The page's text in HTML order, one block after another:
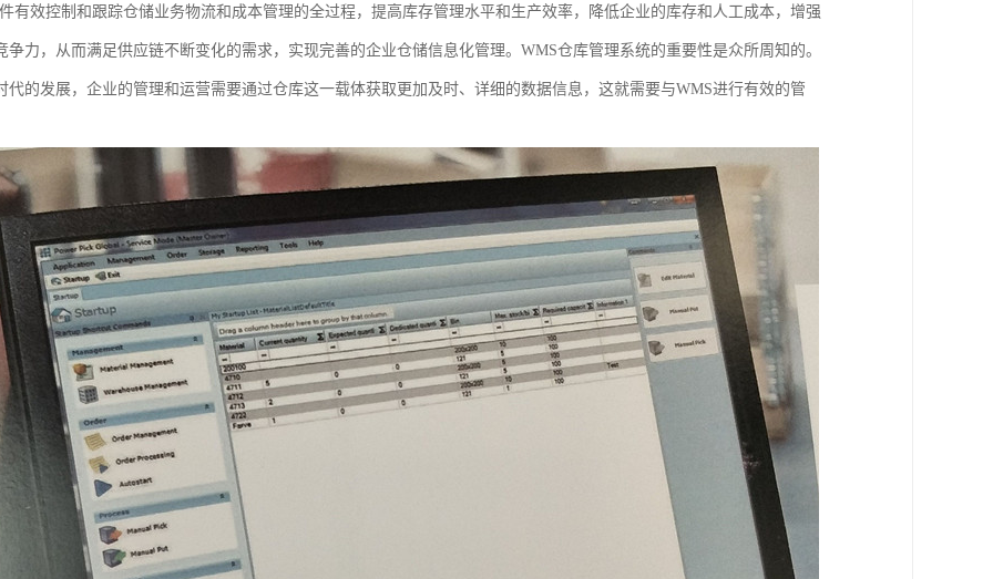
有效控制和跟踪仓储业务物流和成本管理的全过程，提高库存管理水平和生产效率，降低企业的库存和人工成本，增强
争力，从而满足供应链不断变化的需求，实现完善的企业仓储信息化管理。WMS仓库管理系统的重要性是众所周知的。
代的发展，企业的管理和运营需要通过仓库这一载体获取更加及时、详细的数据信息，这就需要与WMS进行有效的管